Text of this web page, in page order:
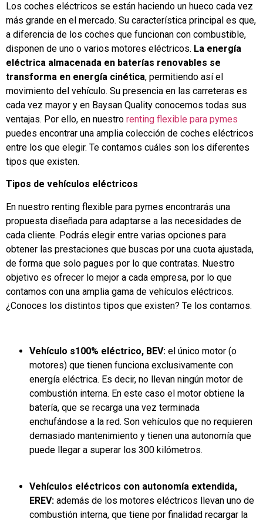
Los coches eléctricos se están haciendo un hueco cada vez
más grande en el mercado. Su característica principal es que,
a diferencia de los coches que funcionan con combustible,
disponen de uno o varios motores eléctricos. La energía
eléctrica almacenada en baterías renovables se
transforma en energía cinética, permitiendo así el
movimiento del vehículo. Su presencia en las carreteras es
cada vez mayor y en Baysan Quality conocemos todas sus
ventajas. Por ello, en nuestro renting flexible para pymes
puedes encontrar una amplia colección de coches eléctricos
entre los que elegir. Te contamos cuáles son los diferentes
tipos que existen.
Tipos de vehículos eléctricos
En nuestro renting flexible para pymes encontrarás una
propuesta diseñada para adaptarse a las necesidades de
cada cliente. Podrás elegir entre varias opciones para
obtener las prestaciones que buscas por una cuota ajustada,
de forma que solo pagues por lo que contratas. Nuestro
objetivo es ofrecer lo mejor a cada empresa, por lo que
contamos con una amplia gama de vehículos eléctricos.
¿Conoces los distintos tipos que existen? Te los contamos.
Vehículo s100% eléctrico, BEV: el único motor (o
motores) que tienen funciona exclusivamente con
energía eléctrica. Es decir, no llevan ningún motor de
combustión interna. En este caso el motor obtiene la
batería, que se recarga una vez terminada
enchufándose a la red. Son vehículos que no requieren
demasiado mantenimiento y tienen una autonomía que
puede llegar a superar los 300 kilómetros.
Vehículos eléctricos con autonomía extendida,
EREV: además de los motores eléctricos llevan uno de
combustión interna, que tiene por finalidad recargar la